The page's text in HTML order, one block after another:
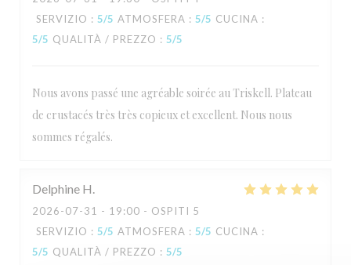
SERVIZIO : 5/5 ATMOSFERA : 5/5 CUCINA :
5/5 QUALITÀ / PREZZO : 5/5
Nous avons passé une agréable soirée au Triskell. Plateau
de crustacés très très copieux et excellent. Nous nous
sommes régalés.
Delphine H
2026-07-31 - 19:00 - OSPITI 5
SERVIZIO : 5/5 ATMOSFERA : 5/5 CUCINA :
5/5 QUALITÀ / PREZZO : 5/5